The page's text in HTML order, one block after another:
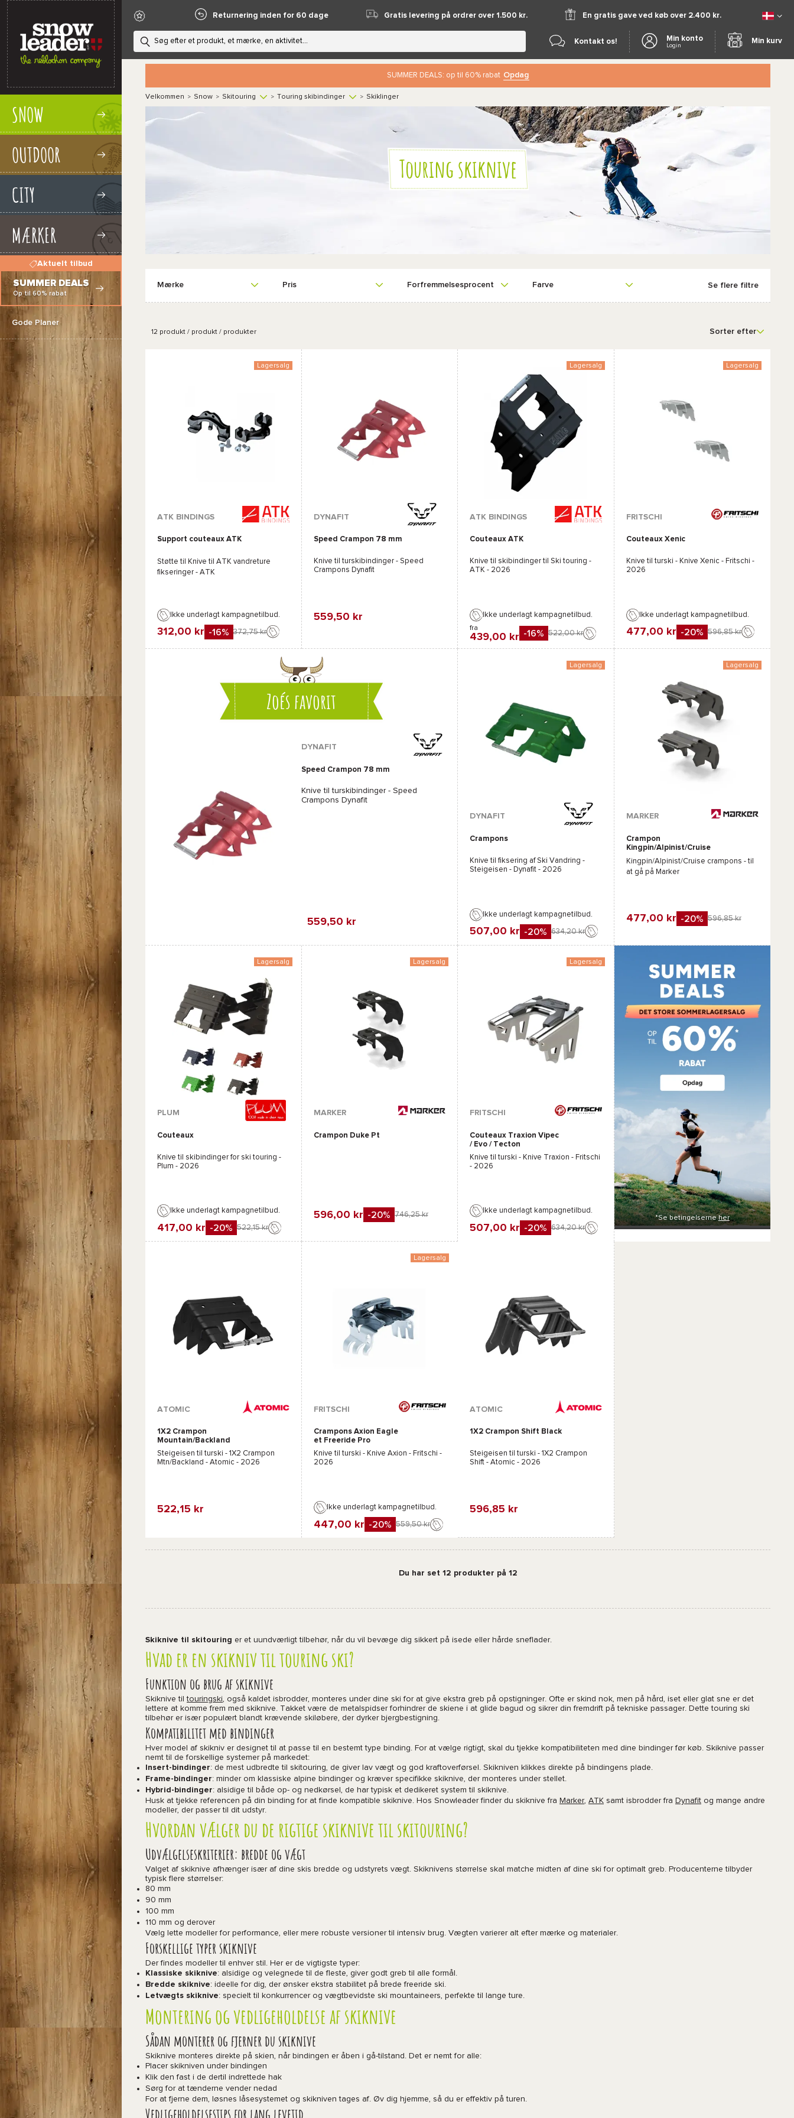
SNOW
OUTDOOR
CITY
MÆRKER
Aktuelt tilbud
SUMMER DEALS
Op til 60% rabat
Gode Planer
Returnering inden for 60 dage Gratis levering på ordrer over 1.500 kr. En gratis gave ved køb over 2.400 kr.
Kontakt os! Min konto
Login
Min kurv
SUMMER DEALS: op til 60% rabat Opdag
Velkommen > Snow > Skitouring > Touring skibindinger > Skiklinger
Touring skiknive
Mærke Pris Forfremmelsesprocent Farve Se flere filtre
12 produkt / produkt / produkter Sorter efter
Lagersalg
ATK BINDINGS
Support couteaux ATK
Støtte til Knive til ATK vandreture
fikseringer - ATK
Ikke underlagt kampagnetilbud.
312,00 kr -16% 372,75 kr
Favorit
DYNAFIT
Speed Crampon 78 mm
Knive til turskibindinger - Speed
Crampons Dynafit
559,50 kr
Lagersalg
ATK BINDINGS
Couteaux ATK
Knive til skibindinger til Ski touring -
ATK - 2026
Ikke underlagt kampagnetilbud.
fra
439,00 kr -16% 522,00 kr
Lagersalg
FRITSCHI
Couteaux Xenic
Knive til turski - Knive Xenic - Fritschi -
2026
Ikke underlagt kampagnetilbud.
477,00 kr -20% 596,85 kr
Favorit
Zoés favorit
DYNAFIT
Speed Crampon 78 mm
Knive til turskibindinger - Speed
Crampons Dynafit
559,50 kr
Lagersalg
DYNAFIT
Crampons
Knive til fiksering af Ski Vandring -
Steigeisen - Dynafit - 2026
Ikke underlagt kampagnetilbud.
507,00 kr -20% 634,20 kr
Lagersalg
MARKER
Crampon
Kingpin/Alpinist/Cruise
Kingpin/Alpinist/Cruise crampons - til
at gå på Marker
477,00 kr -20% 596,85 kr
Lagersalg
PLUM
Couteaux
Knive til skibindinger for ski touring -
Plum - 2026
Ikke underlagt kampagnetilbud.
417,00 kr -20% 522,15 kr
Lagersalg
MARKER
Crampon Duke Pt
596,00 kr -20% 746,25 kr
Lagersalg
FRITSCHI
Couteaux Traxion Vipec
/ Evo / Tecton
Knive til turski - Knive Traxion - Fritschi
- 2026
Ikke underlagt kampagnetilbud.
507,00 kr -20% 634,20 kr
*Se betingelserneher
ATOMIC
1X2 Crampon
Mountain/Backland
Black
Steigeisen til turski - 1X2 Crampon
Mtn/Backland - Atomic - 2026
522,15 kr
Lagersalg
FRITSCHI
Crampons Axion Eagle
et Freeride Pro
Knive til turski - Knive Axion - Fritschi -
2026
Ikke underlagt kampagnetilbud.
447,00 kr -20% 559,50 kr
ATOMIC
1X2 Crampon Shift Black
Steigeisen til turski - 1X2 Crampon
Shift - Atomic - 2026
596,85 kr
Du har set 12 produkter på 12
Skiknive til skitouring er et uundværligt tilbehør, når du vil bevæge dig sikkert på isede eller hårde sneflader.
Hvad er en skikniv til touring ski?
Funktion og brug af skiknive
Skiknive tiltouringski, også kaldet isbrodder, monteres under dine ski for at give ekstra greb på opstigninger. Ofte er skind nok, men på hård, iset eller glat sne er det
lettere at komme frem med skiknive. Takket være de metalspidser forhindrer de skiene i at glide bagud og sikrer din fremdrift på tekniske passager. Dette touring ski
tilbehør er især populært blandt krævende skiløbere, der dyrker bjergbestigning.
Kompatibilitet med bindinger
Hver model af skikniv er designet til at passe til en bestemt type binding. For at vælge rigtigt, skal du tjekke kompatibiliteten med dine bindinger før køb. Skiknive passer
nemt til de forskellige systemer på markedet:
Insert-bindinger: de mest udbredte til skitouring, de giver lav vægt og god kraftoverførsel. Skikniven klikkes direkte på bindingens plade.
Frame-bindinger: minder om klassiske alpine bindinger og kræver specifikke skiknive, der monteres under stellet.
Hybrid-bindinger: alsidige til både op- og nedkørsel, de har typisk et dedikeret system til skiknive.
Husk at tjekke referencen på din binding for at finde kompatible skiknive. Hos Snowleader finder du skiknive fra Marker, ATK samt isbrodder fra Dynafit og mange andre
modeller, der passer til dit udstyr.
Hvordan vælger du de rigtige skiknive til skitouring?
Udvælgelseskriterier: bredde og vægt
Valget af skiknive afhænger især af dine skis bredde og udstyrets vægt. Skiknivens størrelse skal matche midten af dine ski for optimalt greb. Producenterne tilbyder
typisk flere størrelser:
80 mm
90 mm
100 mm
110 mm og derover
Vælg lette modeller for performance, eller mere robuste versioner til intensiv brug. Vægten varierer alt efter mærke og materialer.
Forskellige typer skiknive
Der findes modeller til enhver stil. Her er de vigtigste typer:
Klassiske skiknive: alsidige og velegnede til de fleste, giver godt greb til alle formål.
Bredde skiknive: ideelle for dig, der ønsker ekstra stabilitet på brede freeride ski.
Letvægts skiknive: specielt til konkurrencer og vægtbevidste ski mountaineers, perfekte til lange ture.
Montering og vedligeholdelse af skiknive
Sådan monterer og fjerner du skiknive
Skiknive monteres direkte på skien, når bindingen er åben i gå-tilstand. Det er nemt for alle:
Placer skikniven under bindingen
Klik den fast i de dertil indrettede hak
Sørg for at tænderne vender nedad
For at fjerne dem, løsnes låsesystemet og skikniven tages af. Øv dig hjemme, så du er effektiv på turen.
Vedligeholdelsestips for lang levetid